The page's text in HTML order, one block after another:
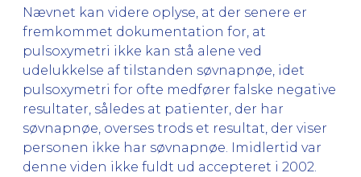
Nævnet kan videre oplyse, at der senere er
fremkommet dokumentation for, at
pulsoxymetri ikke kan stå alene ved
udelukkelse af tilstanden søvnapnøe, idet
pulsoxymetri for ofte medfører falske negative
resultater, således at patienter, der har
søvnapnøe, overses trods et resultat, der viser
personen ikke har søvnapnøe. Imidlertid var
denne viden ikke fuldt ud accepteret i 2002.